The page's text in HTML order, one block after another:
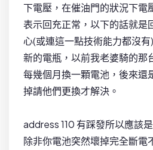
下電壓，在催油門的狀況下電
表示回充正常，以下的話就是
心(或連這一點技術能力都沒
新的電瓶，以前我老婆騎的
每幾個月換一顆電池，後來還
掉請他們更換才解決。
address 110 有踩發所以應該
除非你電池突然壞掉完全斷電